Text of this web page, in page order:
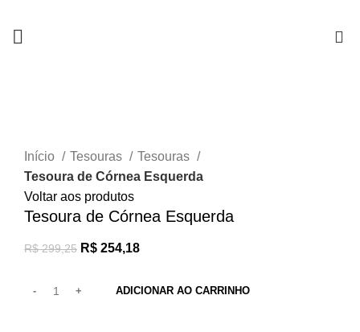
Início
Tesouras
Tesouras
Tesoura de Córnea Esquerda
Voltar aos produtos
Tesoura de Córnea Esquerda
R$299,25 R$ 254,18
ADICIONAR AO CARRINHO